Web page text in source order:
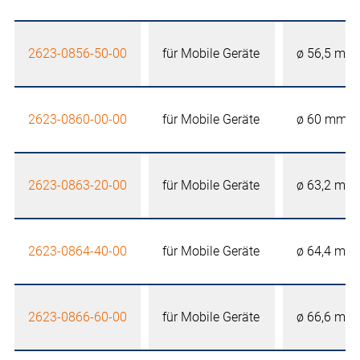
2623-0856-50-00 für Mobile Geräte ø 56,5 mm
2623-0860-00-00 für Mobile Geräte ø 60 mm
2623-0863-20-00 für Mobile Geräte ø 63,2 mm
2623-0864-40-00 für Mobile Geräte ø 64,4 mm
2623-0866-60-00 für Mobile Geräte ø 66,6 mm